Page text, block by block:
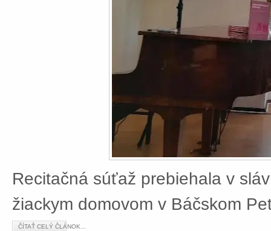
Recitačná súťaž prebiehala v
žiackym domovom v Báčskom
ČÍTAŤ CELÝ ČLÁNOK...